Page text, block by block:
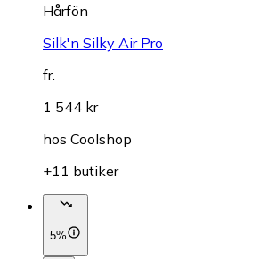
Hårfön
Silk'n Silky Air Pro
fr.
1 544 kr
hos Coolshop
+11 butiker
5%